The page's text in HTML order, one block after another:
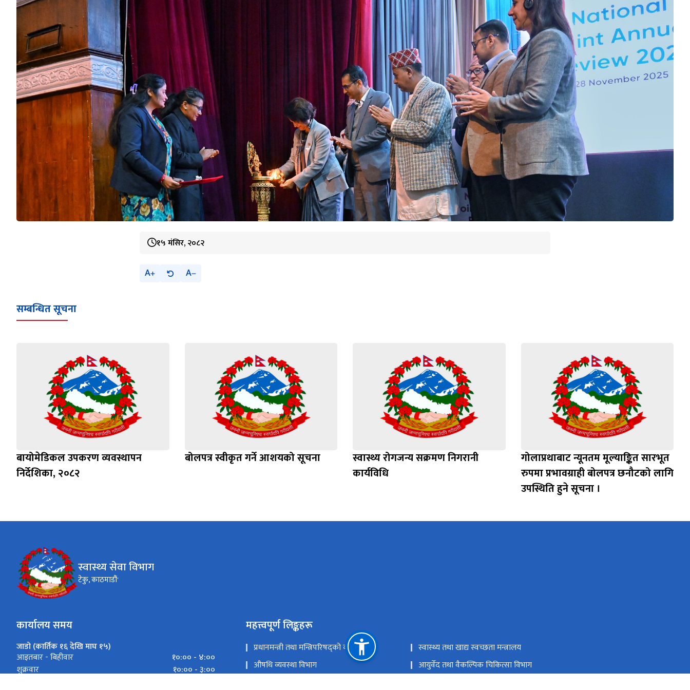
१५ मंसिर, २०८२
A A
सम्बन्धित सूचना
बायोमेडिकल उपकरण व्यवस्थापन
निर्देशिका, २०८२
बोलपत्र स्वीकृत गर्ने आशयको सूचना
स्वास्थ्य रोगजन्य सक्रमण निगरानी
कार्यविधि
गोलाप्रथाबाट न्यूनतम मूल्याङ्कित सारभूत
रुपमा प्रभावग्राही बोलपत्र छनौटको लागि
उपस्थिति हुने सूचना ।
स्वास्थ्य सेवा विभाग
टेकु, काठमाडौं'
कार्यालय समय
जाडो (कार्तिक १६ देखि माघ १५)
आइतबार - बिहीवार
१०:०० - ४:००
शुक्रवार
१०:०० - ३:००
महत्त्वपूर्ण लिङ्कहरू
प्रधानमन्त्री तथा मन्त्रिपरिषद्को कार्यालय
स्वास्थ्य तथा खाद्य स्वच्छता मन्त्रालय
औषधि व्यवस्था विभाग
आयुर्वेद तथा वैकल्पिक चिकित्सा विभाग